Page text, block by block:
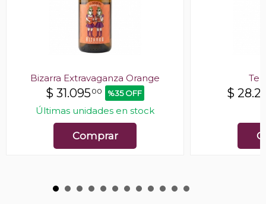
Bizarra Extravaganza Orange
$ 31.09500 %35 OFF
Últimas unidades en stock
Comprar
$